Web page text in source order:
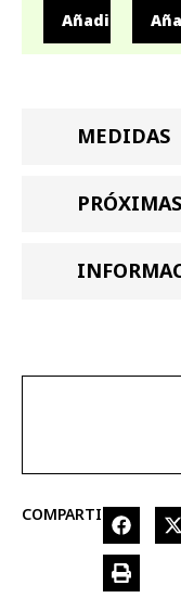
Añadir
MEDIDAS
COMPARTIR